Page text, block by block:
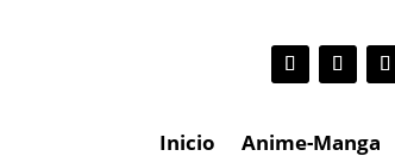
Inicio Anime-Manga